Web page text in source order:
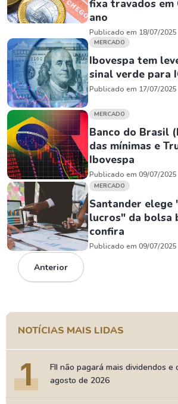
fixa travados em
ano
Publicado em 18/07/2025
MERCADO
Ibovespa tem
sinal verde para
Publicado em 17/07/2025
MERCADO
Banco do Brasil
das mínimas e
Ibovespa
Publicado em 09/07/2025
MERCADO
Santander elege
lucros" da bolsa
confira
Publicado em 09/07/2025
Anterior
NOTÍCIAS MAIS LIDAS
1
FII não pagará mais dividendos e
agosto de 2026